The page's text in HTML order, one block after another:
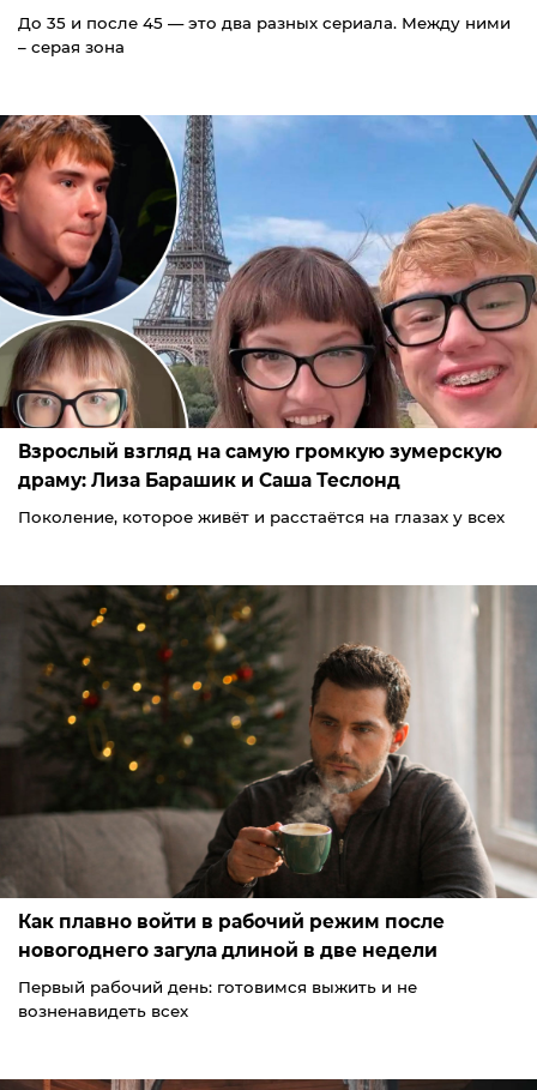
До 35 и после 45 — это два разных сериала. Между ними
– серая зона
Взрослый взгляд на самую громкую зумерскую
драму: Лиза Барашик и Саша Теслонд
Поколение, которое живёт и расстаётся на глазах у всех
Как плавно войти в рабочий режим после
новогоднего загула длиной в две недели
Первый рабочий день: готовимся выжить и не
возненавидеть всех